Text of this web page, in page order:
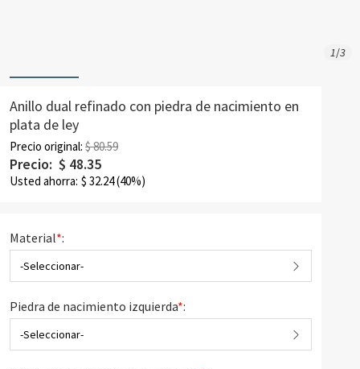
1/3
Anillo dual refinado con piedra de nacimiento en
plata de ley
Precio original: $ 80.59
Precio: $ 48.35
Usted ahorra: $ 32.24(40%)
Material*:
-Seleccionar-
Piedra de nacimiento izquierda*:
-Seleccionar-